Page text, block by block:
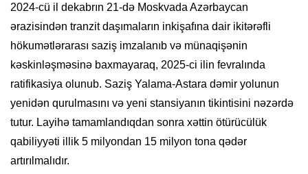
2024-cü il dekabrın 21-də Moskvada Azərbaycan
ərazisindən tranzit daşımaların inkişafına dair ikitərəfli
hökumətlərarası saziş imzalanıb və münaqişənin
kəskinləşməsinə baxmayaraq, 2025-ci ilin fevralında
ratifikasiya olunub. Saziş Yalama-Astara dəmir yolunun
yenidən qurulmasını və yeni stansiyanın tikintisini nəzərdə
tutur. Layihə tamamlandıqdan sonra xəttin ötürücülük
qabiliyyəti illik 5 milyondan 15 milyon tona qədər
artırılmalıdır.